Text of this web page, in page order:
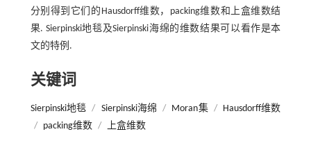
分别得到它们的Hausdorff维数，packing维数和上盒维数结
果. Sierpinski地毯及Sierpinski海绵的维数结果可以看作是本
文的特例.
关键词
Sierpinski地毯 / Sierpinski海绵 / Moran集 /
Hausdorff维数
/
packing维数 / 上盒维数